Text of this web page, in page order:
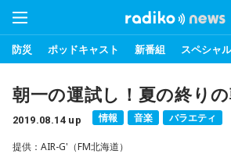
防災 ポッドキャスト 新番組 スペシャ
朝一の運試し！夏の終り
2019.08.14 up 情報 音楽 バラエティ
提供：AIR-G'（FM北海道）